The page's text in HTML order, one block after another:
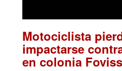
Motociclista
impactarse
en colonia